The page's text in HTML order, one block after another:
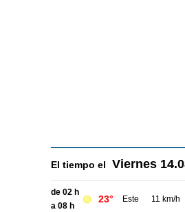
El tiempo el Viernes
de 02 h
a 08 h
23° Este 11 km/h